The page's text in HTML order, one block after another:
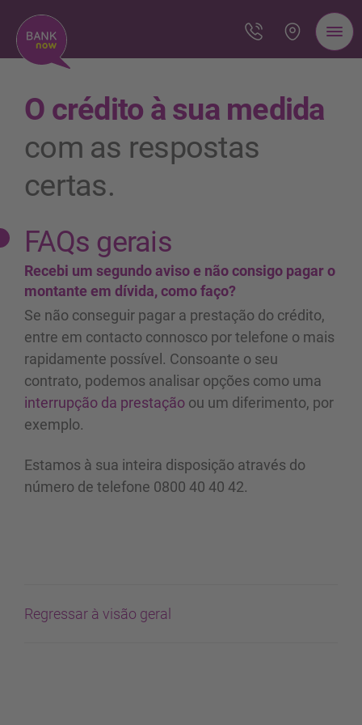
O crédito à sua medida
com as respostas
certas.
FAQs gerais
Recebi um segundo aviso e não consigo pagar o
montante em dívida, como faço?
Se não conseguir pagar a prestação do crédito,
entre em contacto connosco por telefone o mais
rapidamente possível. Consoante o seu
contrato, podemos analisar opções como uma
interrupção da prestação ou um diferimento, por
exemplo.
Estamos à sua inteira disposição através do
número de telefone 0800 40 40 42.
Regressar à visão geral